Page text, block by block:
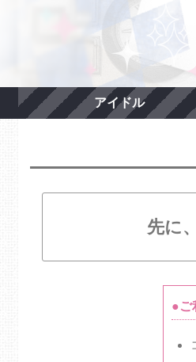
アイドル
先に
●ご